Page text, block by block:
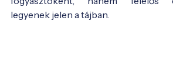
legyenek jelen a tájban.